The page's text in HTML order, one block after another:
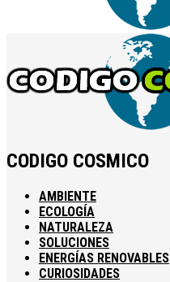
CODIGO COSMICO
AMBIENTE
ECOLOGÍA
NATURALEZA
SOLUCIONES
ENERGÍAS RENOVABLES
CURIOSIDADES